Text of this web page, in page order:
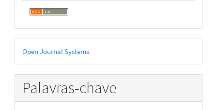
Desenvolvido
por
Open Journal Systems
Palavras-chave